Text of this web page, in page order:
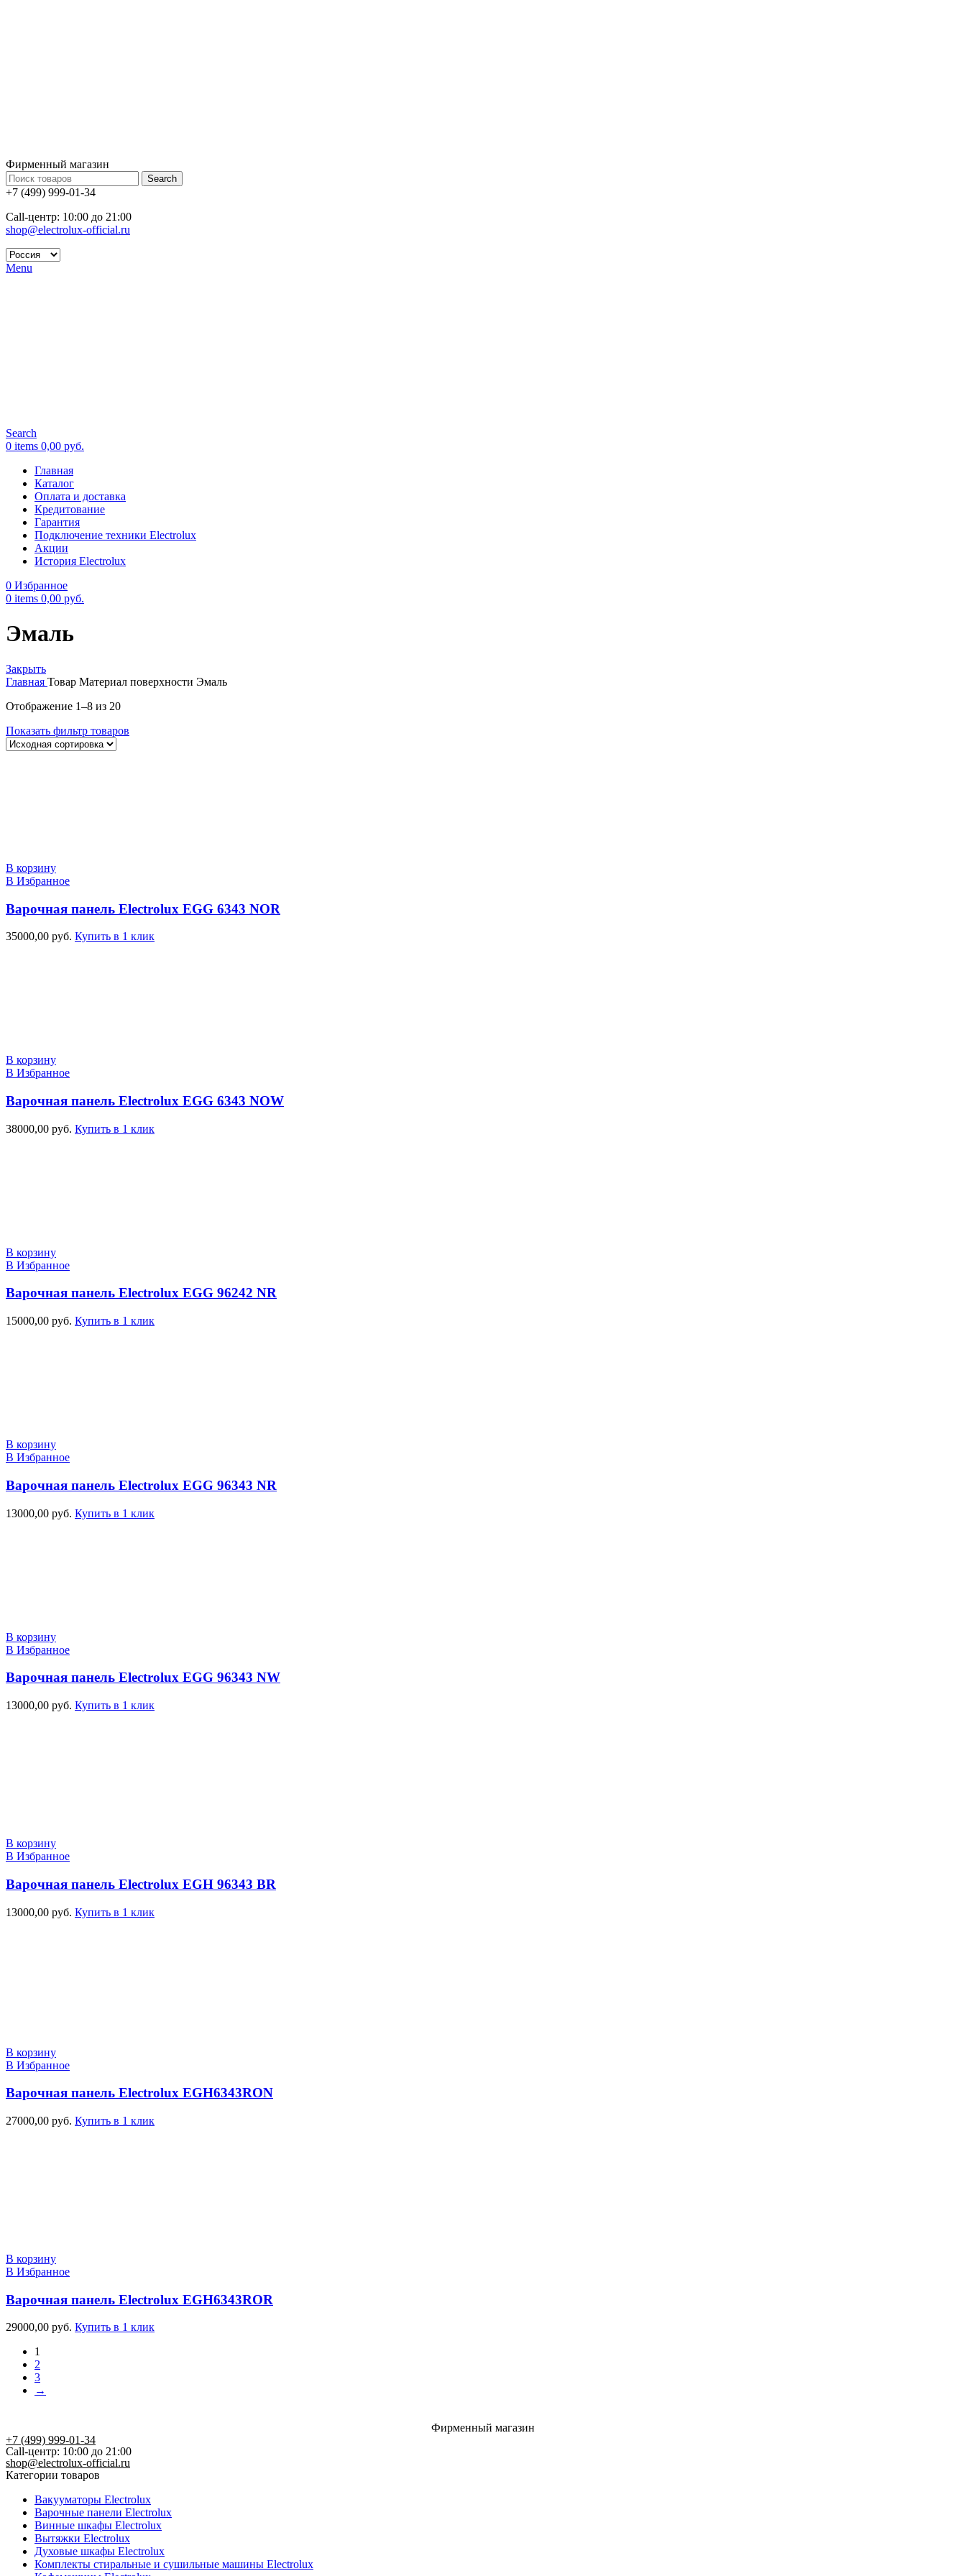
Фирменный магазин
Search
+7 (499) 999-01-34
Call-центр: 10:00 до 21:00
shop@electrolux-official.ru
Menu
Search
0 items 0,00 руб.
Главная
Каталог
Оплата и доставка
Кредитование
Гарантия
Подключение техники Electrolux
Акции
История Electrolux
0 Избранное
0 items 0,00 руб.
Эмаль
Закрыть
Главная Товар Материал поверхности Эмаль
Отображение 1–8 из 20
Показать фильтр товаров
В корзину
В Избранное
Варочная панель Electrolux EGG 6343 NOR
35000,00 руб. Купить в 1 клик
В корзину
В Избранное
Варочная панель Electrolux EGG 6343 NOW
38000,00 руб. Купить в 1 клик
В корзину
В Избранное
Варочная панель Electrolux EGG 96242 NR
15000,00 руб. Купить в 1 клик
В корзину
В Избранное
Варочная панель Electrolux EGG 96343 NR
13000,00 руб. Купить в 1 клик
В корзину
В Избранное
Варочная панель Electrolux EGG 96343 NW
13000,00 руб. Купить в 1 клик
В корзину
В Избранное
Варочная панель Electrolux EGH 96343 BR
13000,00 руб. Купить в 1 клик
В корзину
В Избранное
Варочная панель Electrolux EGH6343RON
27000,00 руб. Купить в 1 клик
В корзину
В Избранное
Варочная панель Electrolux EGH6343ROR
29000,00 руб. Купить в 1 клик
1
2
3
→
Фирменный магазин
+7 (499) 999-01-34
Call-центр: 10:00 до 21:00
shop@electrolux-official.ru
Категории товаров
Вакууматоры Electrolux
Варочные панели Electrolux
Винные шкафы Electrolux
Вытяжки Electrolux
Духовые шкафы Electrolux
Комплекты стиральные и сушильные машины Electrolux